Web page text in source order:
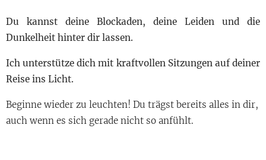
Du kannst deine Blockaden, deine Leiden und die
Dunkelheit hinter dir lassen.
Ich unterstütze dich mit kraftvollen Sitzungen auf deiner
Reise ins Licht.
Beginne wieder zu leuchten! Du trägst bereits alles in dir,
auch wenn es sich gerade nicht so anfühlt.